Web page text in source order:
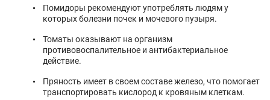
Помидоры рекомендуют употреблять людям у
которых болезни почек и мочевого пузыря.
Томаты оказывают на организм
противовоспалительное и антибактериальное
действие.
Пряность имеет в своем составе железо, что помогает
транспортировать кислород к кровяным клеткам.